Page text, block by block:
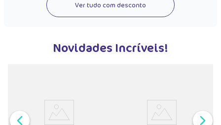
Ver tudo com desconto
Novidades Incríveis!